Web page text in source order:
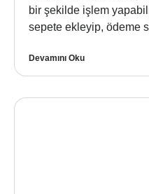
bir şekilde işlem
sepete ekleyip, ödeme
Devamını Oku